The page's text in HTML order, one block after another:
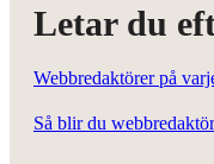
Letar du
Webbredaktörer på
Så blir du webbredaktör